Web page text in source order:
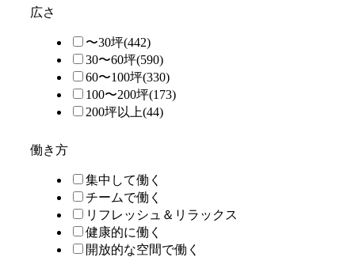
広さ
〜30坪(442)
30〜60坪(590)
60〜100坪(330)
100〜200坪(173)
200坪以上(44)
働き方
集中して働く
チームで働く
リフレッシュ＆リラックス
健康的に働く
開放的な空間で働く